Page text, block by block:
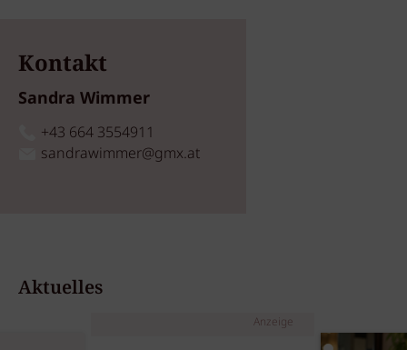
Kontakt
Sandra Wimmer
+43 664 3554911
sandrawimmer@gmx.at
Aktuelles
Anzeige